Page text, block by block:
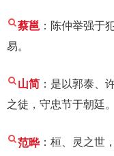
蔡邕 ：陈仲举强于
易。
山简 ：是以郭泰、
之徒，守忠节于朝廷。
范晔：桓、灵之世